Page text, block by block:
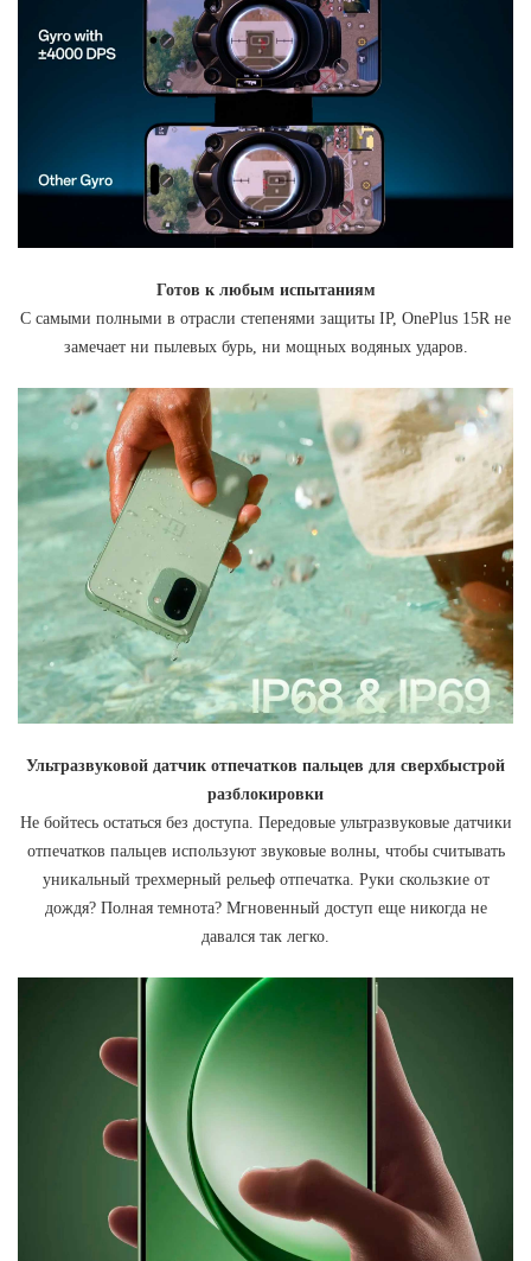
Готов к любым испытаниям
С самыми полными в отрасли степенями защиты IP, OnePlus 15R не
замечает ни пылевых бурь, ни мощных водяных ударов.
Ультразвуковой датчик отпечатков пальцев для сверхбыстрой
разблокировки
Не бойтесь остаться без доступа. Передовые ультразвуковые датчики
отпечатков пальцев используют звуковые волны, чтобы считывать
уникальный трехмерный рельеф отпечатка. Руки скользкие от
дождя? Полная темнота? Мгновенный доступ еще никогда не
давался так легко.